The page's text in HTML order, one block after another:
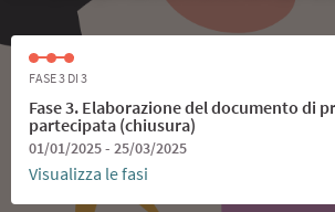
FASE 3 DI 3
Fase 3. Elaborazione del documento di
partecipata (chiusura)
01/01/2025 - 25/03/2025
Visualizza le fasi